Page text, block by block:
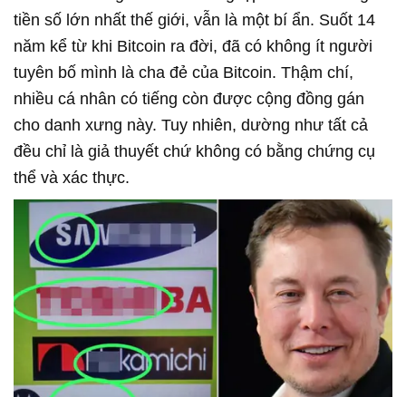
tiền số lớn nhất thế giới, vẫn là một bí ẩn. Suốt 14
năm kể từ khi Bitcoin ra đời, đã có không ít người
tuyên bố mình là cha đẻ của Bitcoin. Thậm chí,
nhiều cá nhân có tiếng còn được cộng đồng gán
cho danh xưng này. Tuy nhiên, dường như tất cả
đều chỉ là giả thuyết chứ không có bằng chứng cụ
thể và xác thực.